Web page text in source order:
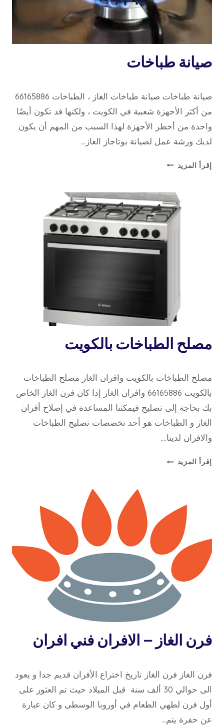
طباخات
صيانة طباخات
repaircookers
صيانة طباخات صيانة طباخات الغاز ، الطباخات 66165886
من أكثر الأجهزة شعبية في الكويت ، ولكنها قد تكون أيضًا
واحدة من أخطر الأجهزة لهذا السبب من المهم أن يكون
لديك ورشة عمل لصيانة بوتاجاز الغاز…
إقرأ المزيد صيانة
منازل
مصلح الطباخات بالكويت
repaircookers
مصلح الطباخات بالكويت وافران الغاز مصلح الطباخات
بالكويت 66165886 وافران الغاز إذا كان فرن الغاز الخاص
بك بحاجة إلى تصليح فيمكننا المساعدة في إصلاح أفران
الغاز و الطباخات هو أحد تخصصات تصليح الطباخات
والافران لدينا….
إقرأ المزيد مصلح
خدمة
منازل
فرن الغاز – الافران فني افران
repaircookers
فرن الغاز فرن الغاز تاريخ اختراع الأفران قديم جدا و يعود
الى حوالي 30 ألف سنة قبل الميلاد حيث تم العثور على
أول فرن لطهي الطعام في أوروبا الوسطى و كان عبارة
عن حفرة يتم…